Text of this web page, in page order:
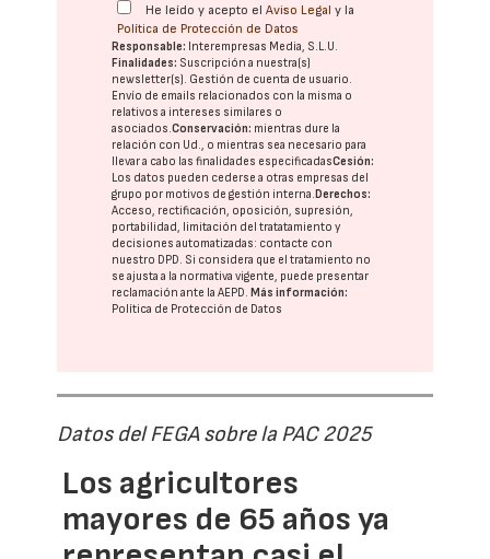
He leído y acepto elAviso Legal y la
Política de Protección de Datos
Responsable: Interempresas Media, S.L.U.
Finalidades: Suscripción a nuestra(s)
newsletter(s). Gestión de cuenta de usuario.
Envío de emails relacionados con la misma o
relativos a intereses similares o
asociados.Conservación: mientras dure la
relación con Ud., o mientras sea necesario para
llevar a cabo las finalidades especificadasCesión:
Los datos pueden cederse a otras empresas del
grupo por motivos de gestión interna.Derechos:
Acceso, rectificación, oposición, supresión,
portabilidad, limitación del tratatamiento y
decisiones automatizadas: contacte con
nuestro DPD. Si considera que el tratamiento no
se ajusta a la normativa vigente, puede presentar
reclamación ante laAEPD.Más información:
Política de Protección de Datos
Datos del FEGA sobre la PAC 2025
Los agricultores
mayores de 65 años ya